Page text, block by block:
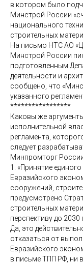
в котором было
Минстрой России
национального
строительных
На письмо НТС АО
Минстрой России
подготовленным
деятельности и
сообщено, что
указанного
*****************
Каковы же
исполнительной
регламента,
следует
Минпромторг
1. «Принятие
Евразийского
сооружений,
предусмотрено
строительных
перспективу до 2030
Да, это
отказаться от
Евразийского
в письме ТПП РФ, ни